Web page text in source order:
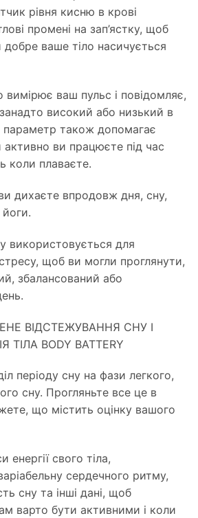
рівня кисню в крові
промені на зап’ястку, щоб
добре ваше тіло насичується
вимірює ваш пульс і повідомляє,
високий або низький в
параметр також допомагає
активно ви працюєте під час
коли плаваєте.
дихаєте впродовж дня, сну,
використовується для
щоб ви могли проглянути,
збалансований або
ВІДСТЕЖУВАННЯ СНУ І
ТІЛА BODY BATTERY
періоду сну на фази легкого,
сну. Прогляньте все це в
що містить оцінку вашого
енергії свого тіла,
сердечного ритму,
сну та інші дані, щоб
варто бути активними і коли